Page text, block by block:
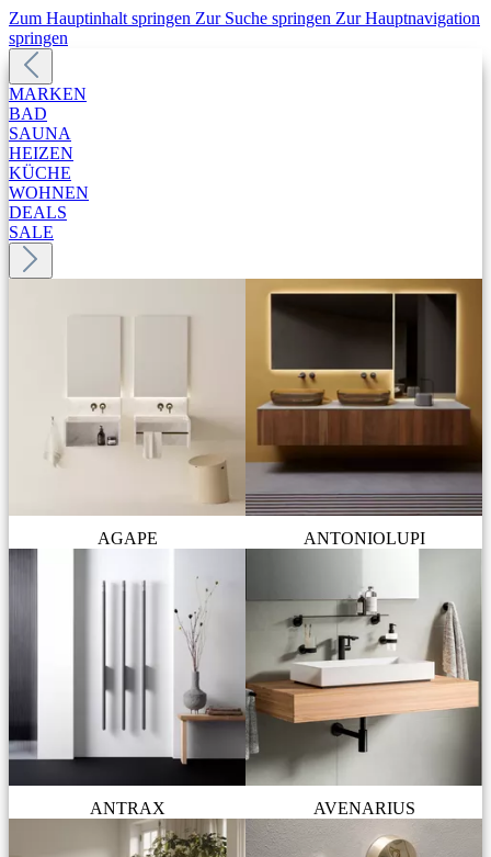
Zum Hauptinhalt springen Zur Suche springen Zur Hauptnavigation
springen
MARKEN
BAD
SAUNA
HEIZEN
KÜCHE
WOHNEN
DEALS
SALE
AGAPE ANTONIOLUPI
ANTRAX AVENARIUS